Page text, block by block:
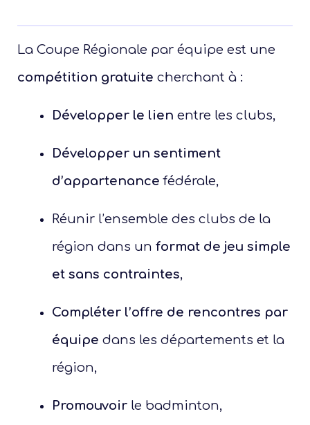
La Coupe Régionale par équipe est une
compétition gratuite cherchant à :
Développer le lien entre les clubs,
Développer un sentiment
d’appartenance fédérale,
Réunir l’ensemble des clubs de la
région dans un format de jeu simple
et sans contraintes,
Compléter l’offre de rencontres par
équipe dans les départements et la
région,
Promouvoir le badminton,